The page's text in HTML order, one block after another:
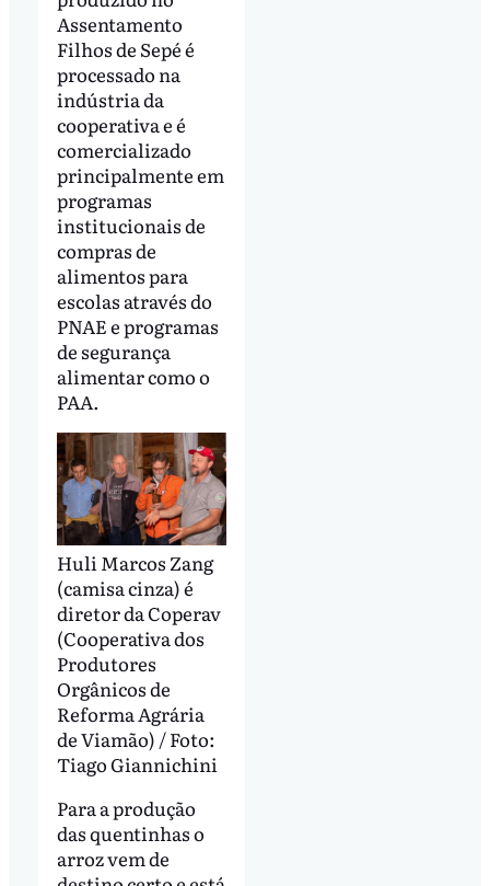
Assentamento
Filhos de Sepé é
processado na
indústria da
cooperativa e é
comercializado
principalmente em
programas
institucionais de
compras de
alimentos para
escolas através do
PNAE e programas
de segurança
alimentar como o
PAA.
Huli Marcos Zang
(camisa cinza) é
diretor da Coperav
(Cooperativa dos
Produtores
Orgânicos de
Reforma Agrária
de Viamão) / Foto:
Tiago Giannichini
Para a produção
das quentinhas o
arroz vem de